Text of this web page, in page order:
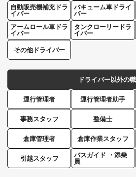
自動販売機補充ドラ
イバー
バキューム車ドライ
バー
アームロール車ドラ
イバー
タンクローリードラ
イバー
その他ドライバー
ドライバー以外の
運行管理者 運行管理者助手
事務スタッフ 整備士
倉庫管理者 倉庫作業スタッフ
引越スタッフ
バスガイド ・添乗
員